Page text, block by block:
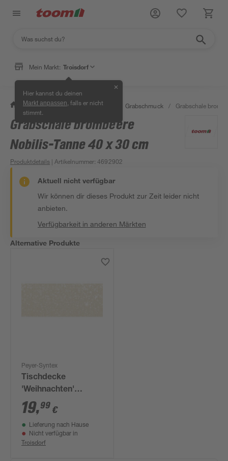
Mein Markt: Troisdorf
Hier kannst du deinen
Markt anpassen , falls er nicht
stimmt.
✕
/ Garten & Freizeit / Pflanzen Grabschmuck / Grabschale
Grabschale brombeere
Nobilis-Tanne 40 x 30 cm
Produktdetails | Artikelnummer:4692902
Aktuell nicht verfügbar
Wir können dir dieses Produkt zur Zeit leider nicht
anbieten.
Verfügbarkeit in anderen Märkten
Alternative Produkte
Peyer-Syntex
Tischdecke
'Weihnachten'
champagner-gold
130 x 160 cm
19,99 €
Lieferung nach Hause
Nicht verfügbar in
Troisdorf